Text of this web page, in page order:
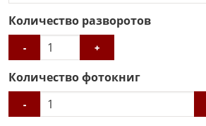
Количество разворотов
- +
Количество фотокниг
-